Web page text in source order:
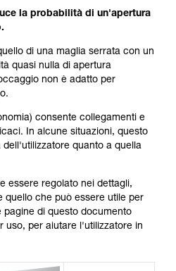
la probabilità di un'apertura
di una maglia serrata con un
quasi nulla di apertura
non è adatto per
consente collegamenti e
In alcune situazioni, questo
quanto a quella
essere regolato nei dettagli,
quello che può essere utile per
pagine di questo documento
uso, per aiutare l'utilizzatore in